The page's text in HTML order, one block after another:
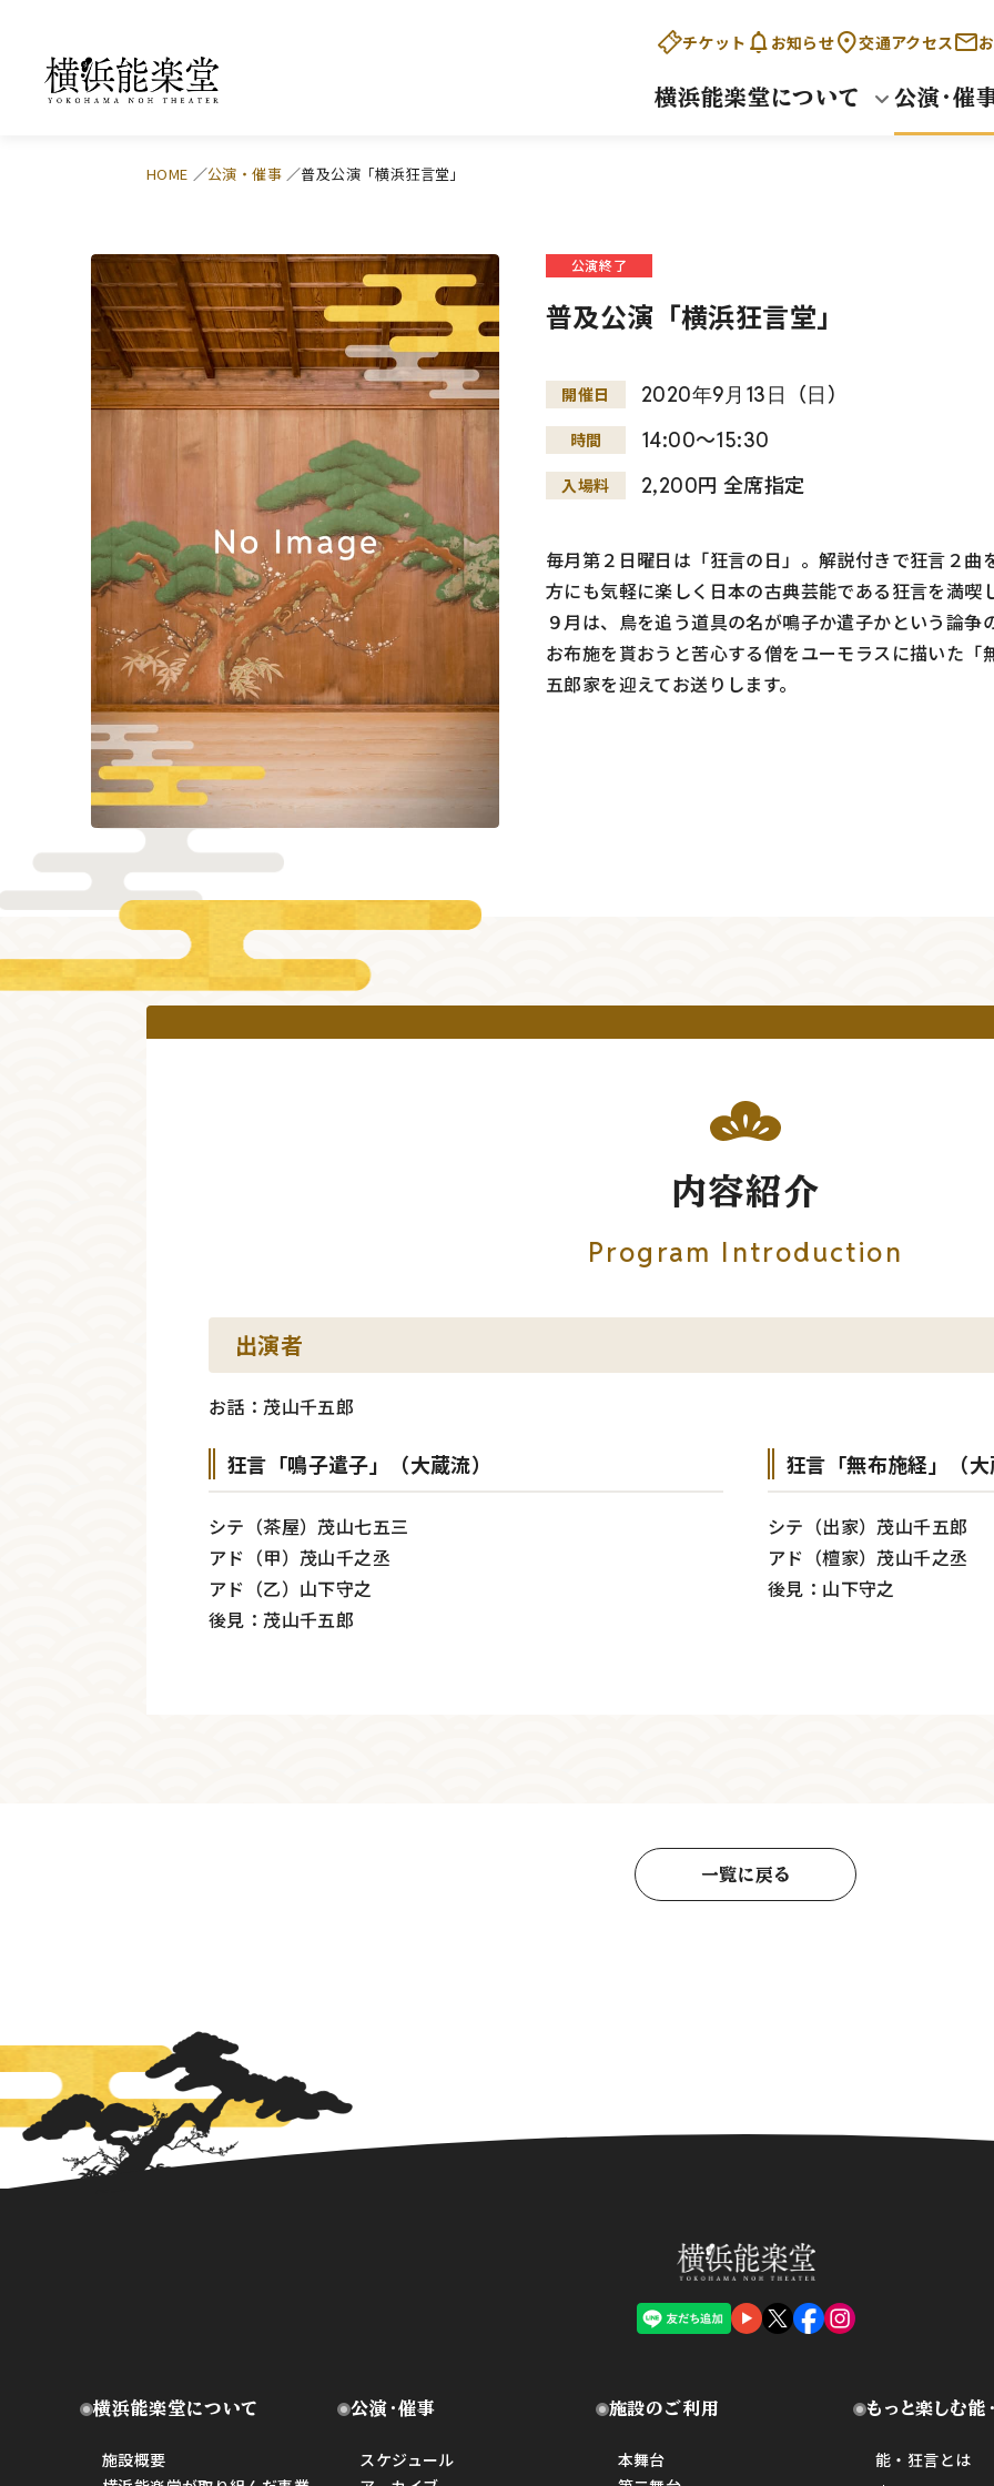
チケット お知らせ 交通アクセス
横浜能楽堂について 公演・催
HOME 公演・催事 普及公演「横浜狂言堂」
公演終了
普及公演「横浜狂言堂」
開催日 2020年9月 13日 （日 ）
時間 14:00～15:30
入場料 2,200円 全席指定
毎月第２日曜日は「狂言の日」。解説付きで狂言２
方にも気軽に楽しく日本の古典芸能である狂言を満喫
９月は、鳥を追う道具の名が鳴子か遣子かという論
お布施を貰おうと苦心する僧をユーモラスに描いた
五郎家を迎えてお送りします。
内容紹介
Program Introduction
出演者
お話：茂山千五郎
狂言「鳴子遣子」（大蔵流）
シテ（茶屋）茂山七五三
アド（甲）茂山千之丞
アド（乙）山下守之
後見：茂山千五郎
狂言「無布施経」（
シテ（出家）茂山千五郎
アド（檀家）茂山千之丞
後見：山下守之
一覧に戻る
横浜能楽堂について
施設概要
公演・催事
スケジュール
施設のご利用
本舞台
もっと楽しむ能
能・狂言とは